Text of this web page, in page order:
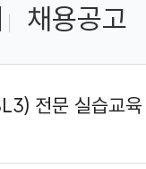
전문 실습교
채용공고